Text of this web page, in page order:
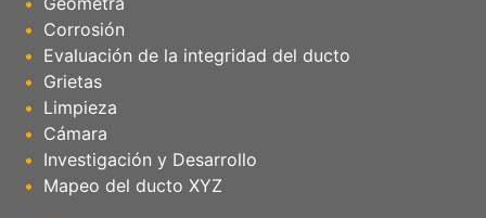
Corrosión
Evaluación de la integridad del ducto
Grietas
Limpieza
Cámara
Investigación y Desarrollo
Mapeo del ducto XYZ